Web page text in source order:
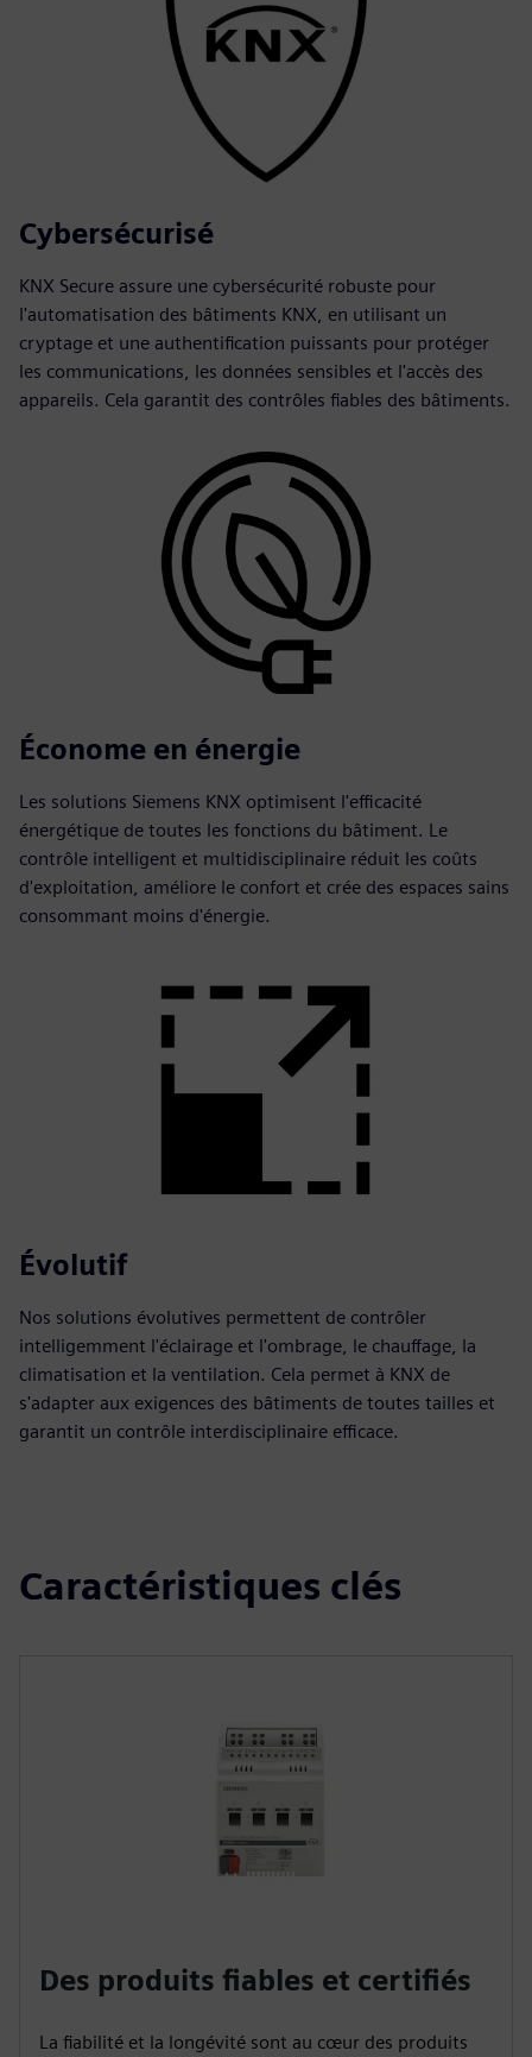
Cybersécurisé
KNX Secure assure une cybersécurité robuste pour
l'automatisation des bâtiments KNX, en utilisant un
cryptage et une authentification puissants pour protéger
les communications, les données sensibles et l'accès des
appareils. Cela garantit des contrôles fiables des bâtiments.
Économe en énergie
Les solutions Siemens KNX optimisent l'efficacité
énergétique de toutes les fonctions du bâtiment. Le
contrôle intelligent et multidisciplinaire réduit les coûts
d'exploitation, améliore le confort et crée des espaces sains
consommant moins d'énergie.
Évolutif
Nos solutions évolutives permettent de contrôler
intelligemment l'éclairage et l'ombrage, le chauffage, la
climatisation et la ventilation. Cela permet à KNX de
s'adapter aux exigences des bâtiments de toutes tailles et
garantit un contrôle interdisciplinaire efficace.
Caractéristiques clés
Des produits fiables et certifiés
La fiabilité et la longévité sont au cœur des produits